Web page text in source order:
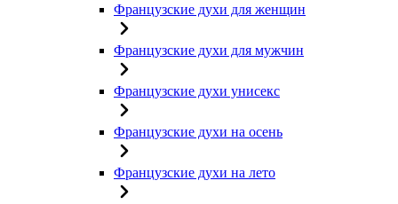
Французские духи для женщин
Французские духи для мужчин
Французские духи унисекс
Французские духи на осень
Французские духи на лето